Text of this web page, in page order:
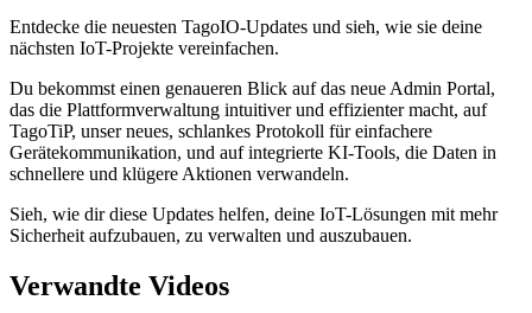
Entdecke die neuesten TagoIO-Updates und sieh, wie sie deine
nächsten IoT-Projekte vereinfachen.
Du bekommst einen genaueren Blick auf das neue Admin Portal,
das die Plattformverwaltung intuitiver und effizienter macht, auf
TagoTiP, unser neues, schlankes Protokoll für einfachere
Gerätekommunikation, und auf integrierte KI-Tools, die Daten in
schnellere und klügere Aktionen verwandeln.
Sieh, wie dir diese Updates helfen, deine IoT-Lösungen mit mehr
Sicherheit aufzubauen, zu verwalten und auszubauen.
Verwandte Videos